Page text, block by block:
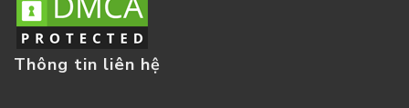
Thông tin liên hệ